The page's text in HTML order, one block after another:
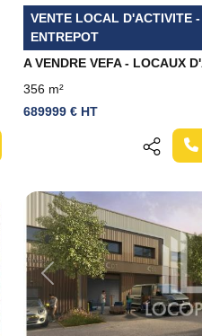
VENTE LOCAL D'ACTIVITE -
ENTREPOT
356 m²
689999 € HT
Previous